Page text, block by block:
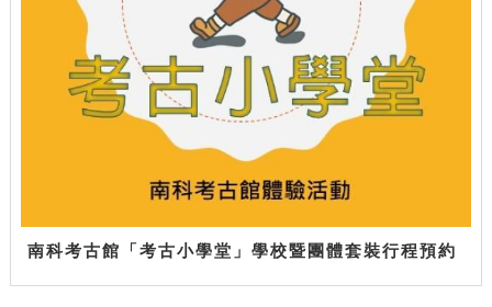
南科考古館「考古小學堂」學校暨團體套裝行程預約